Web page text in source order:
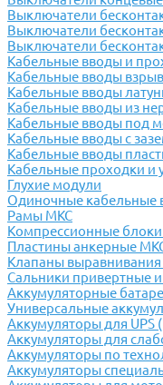
Выключатели
Выключатели
Выключатели
Кабельные вводы и
Кабельные вводы
Кабельные вводы
Кабельные вводы из
Кабельные вводы под
Кабельные вводы с
Кабельные вводы
Кабельные проходки и
Глухие модули
Одиночные кабельные
Рамы МКС
Компрессионные
Пластины анкерные
Клапаны выравнивания
Сальники привертные
Аккумуляторные
Универсальные
Аккумуляторы для UPS
Аккумуляторы для
Аккумуляторы по
Аккумуляторы